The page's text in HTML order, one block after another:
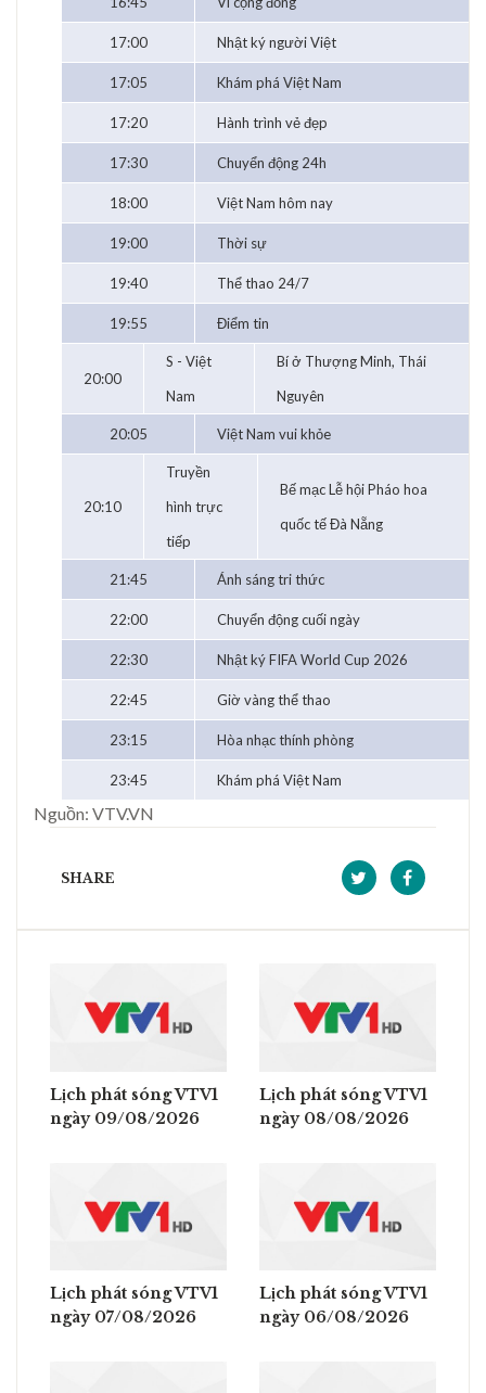
17:00 Nhật ký người Việt
17:05 Khám phá Việt Nam
17:20 Hành trình vẻ đẹp
17:30 Chuyển động 24h
18:00 Việt Nam hôm nay
19:00 Thời sự
19:40 Thể thao 24/7
19:55 Điểm tin
20:00
S - Việt
Nam
Bí ở Thượng Minh, Thái
Nguyên
20:05 Việt Nam vui khỏe
20:10
Truyền
hình trực
tiếp
Bế mạc Lễ hội Pháo hoa
quốc tế Đà Nẵng
21:45 Ánh sáng tri thức
22:00 Chuyển động cuối ngày
22:30 Nhật ký FIFA World Cup 2026
22:45 Giờ vàng thể thao
23:15 Hòa nhạc thính phòng
23:45 Khám phá Việt Nam
Nguồn: VTV.VN
SHARE
Lịch phát sóng VTV1
ngày 09/08/2026
Lịch phát sóng VTV1
ngày 08/08/2026
Lịch phát sóng VTV1
ngày 07/08/2026
Lịch phát sóng VTV1
ngày 06/08/2026